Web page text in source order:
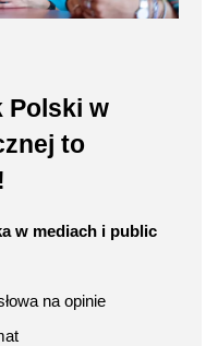
Polski w
to
w mediach i public
na opinie